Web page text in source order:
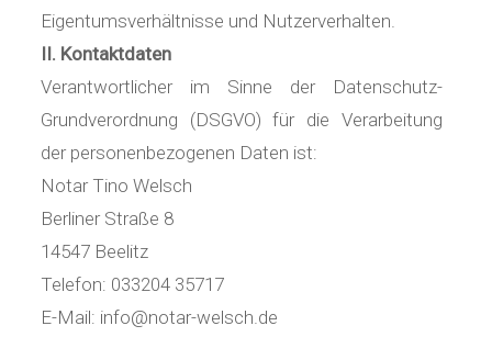
Eigentumsverhältnisse und Nutzerverhalten.
II. Kontaktdaten
Verantwortlicher im Sinne der Datenschutz-
Grundverordnung (DSGVO) für die Verarbeitung
der personenbezogenen Daten ist:
Notar Tino Welsch
Berliner Straße 8
14547 Beelitz
Telefon: 033204 35717
E-Mail: info@notar-welsch.de